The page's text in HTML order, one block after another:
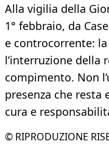
Alla vigilia della
1° febbraio, da
e controcorrente:
l’interruzione della
compimento. Non
presenza che resta
cura e
© RIPRODUZIONE